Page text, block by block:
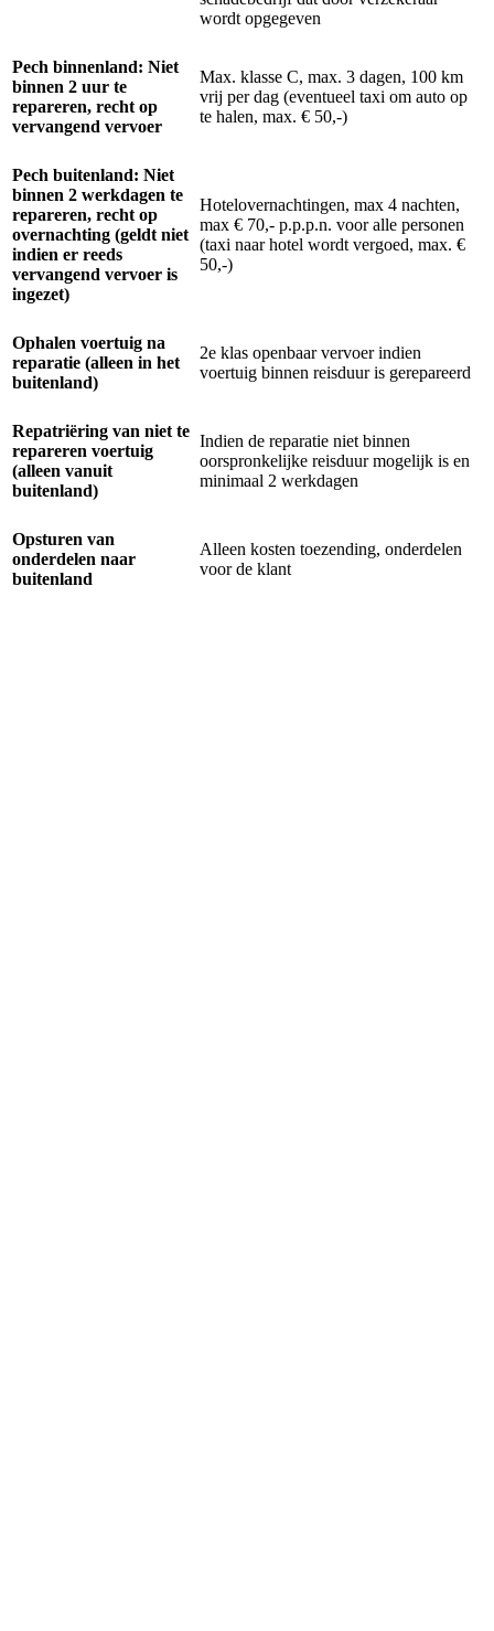
wordt opgegeven
Pech binnenland: Niet
binnen 2 uur te
repareren, recht op
vervangend vervoer
Max. klasse C, max. 3 dagen, 100 km
vrij per dag (eventueel taxi om auto op
te halen, max. € 50,-)
Pech buitenland: Niet
binnen 2 werkdagen te
repareren, recht op
overnachting (geldt niet
indien er reeds
vervangend vervoer is
ingezet)
Hotelovernachtingen, max 4 nachten,
max € 70,- p.p.p.n. voor alle personen
(taxi naar hotel wordt vergoed, max. €
50,-)
Ophalen voertuig na
reparatie (alleen in het
buitenland)
2e klas openbaar vervoer indien
voertuig binnen reisduur is gerepareerd
Repatriëring van niet te
repareren voertuig
(alleen vanuit
buitenland)
Indien de reparatie niet binnen
oorspronkelijke reisduur mogelijk is en
minimaal 2 werkdagen
Opsturen van
onderdelen naar
buitenland
Alleen kosten toezending, onderdelen
voor de klant